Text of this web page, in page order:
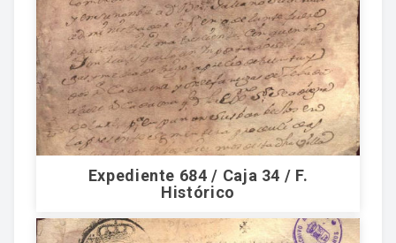
Expediente 684 / Caja 34 / F.
Histórico